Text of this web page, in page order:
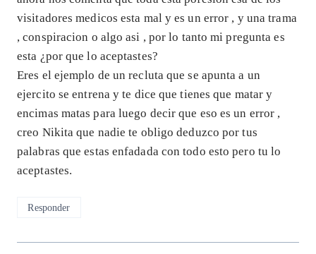
visitadores medicos esta mal y es un error , y una trama
, conspiracion o algo asi , por lo tanto mi pregunta es
esta ¿por que lo aceptastes?
Eres el ejemplo de un recluta que se apunta a un
ejercito se entrena y te dice que tienes que matar y
encimas matas para luego decir que eso es un error ,
creo Nikita que nadie te obligo deduzco por tus
palabras que estas enfadada con todo esto pero tu lo
aceptastes.
Responder